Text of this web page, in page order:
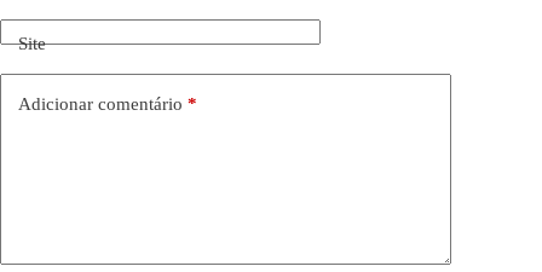
Site
Adicionar comentário *